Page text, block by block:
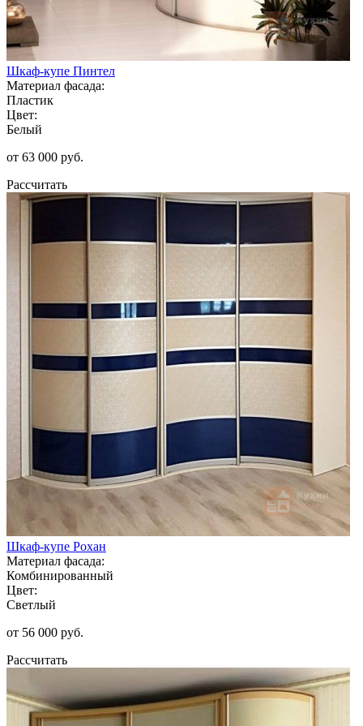
Шкаф-купе Пинтел
Материал фасада:
Пластик
Цвет:
Белый
от 63 000 руб.
Рассчитать
Шкаф-купе Рохан
Материал фасада:
Комбинированный
Цвет:
Светлый
от 56 000 руб.
Рассчитать